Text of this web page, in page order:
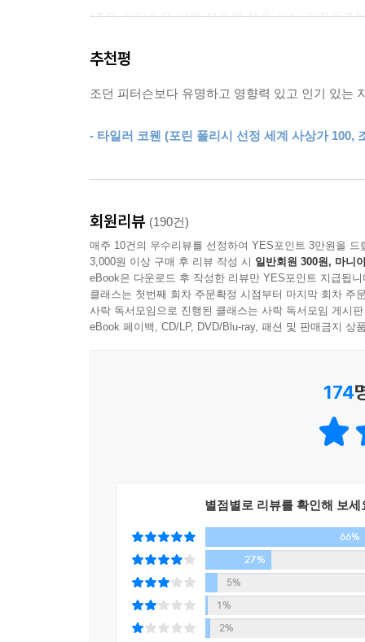
“조던 피터슨은 이런 부류의 책을 쓰는 저자들
도대체 전 세계 젊은이들이 조던 B. 피터슨에게 열
2. 2018년 전 세계를 뒤흔든 최고의 명강의
그는 하버드 대 교수 시절부터 학생들에게 큰
젊은이들에게 이 시대를 살아가는 데 꼭 필요한 현
“운이 좋아서 유명해진 사람이 아니다. 수백만
지식인이 그보다 더 큰 영향력이 있겠는가?” [복스]
이 책은 영미권 최고의 질의응답 사이트인 ‘쿼
그의 말 중에서 가장 눈에 띄는 것 하나를 꼽으라면
“보통 인생의 의미를 행복이라고 생각한다. 그런
그는 인생의 절대적인 진리 중 하나는 ‘인생은
있다고 해도 머지않아 소중한 사람들이 하나둘
사람은 아무도 없다. 그렇기 때문에 인생은 본질
따라서 행복보다는 인생의 의미를 찾고 그에 따라
피터슨에 따르면 인생은 혼돈과 질서, 그리고
추천평
조던 피터슨보다 유명하고 영향력 있고 인기 있는
- 타일러 코웬 (포린 폴리시 선정 세계 사상가 100,
회원리뷰 (190건)
매주 10건의 우수리뷰를 선정하여 YES포인트 3만원을 드
3,000원 이상 구매 후 리뷰 작성 시 일반회원 300원, 마니
eBook은 다운로드 후 작성한 리뷰만 YES포인트 지급됩니
클래스는 첫번째 회차 주문확정 시점부터 마지막 회차 주
사락 독서모임으로 진행된 클래스는 사락 독서모임 게시
eBook 페이백, CD/LP, DVD/Blu-ray, 패션 및 판매금지 상
174
별점별로 리뷰를 확인해 보세
66%
27%
5%
1%
2%